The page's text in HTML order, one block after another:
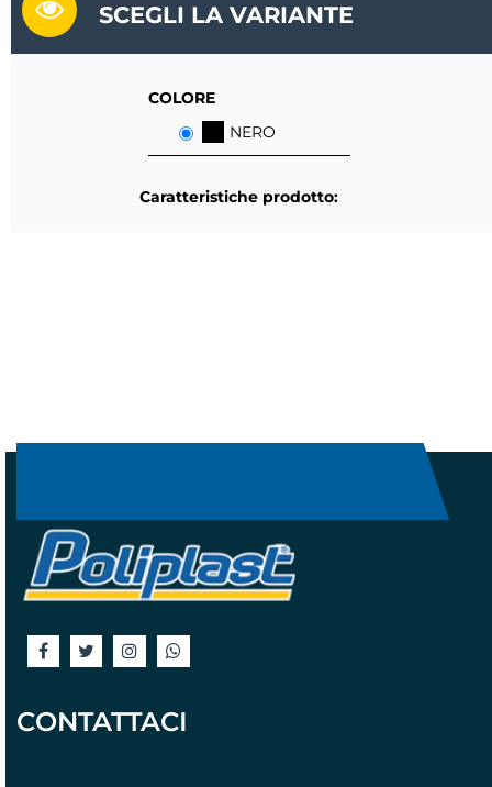
SCEGLI LA VARIANTE
COLORE
NERO
Caratteristiche prodotto:
CONTATTACI